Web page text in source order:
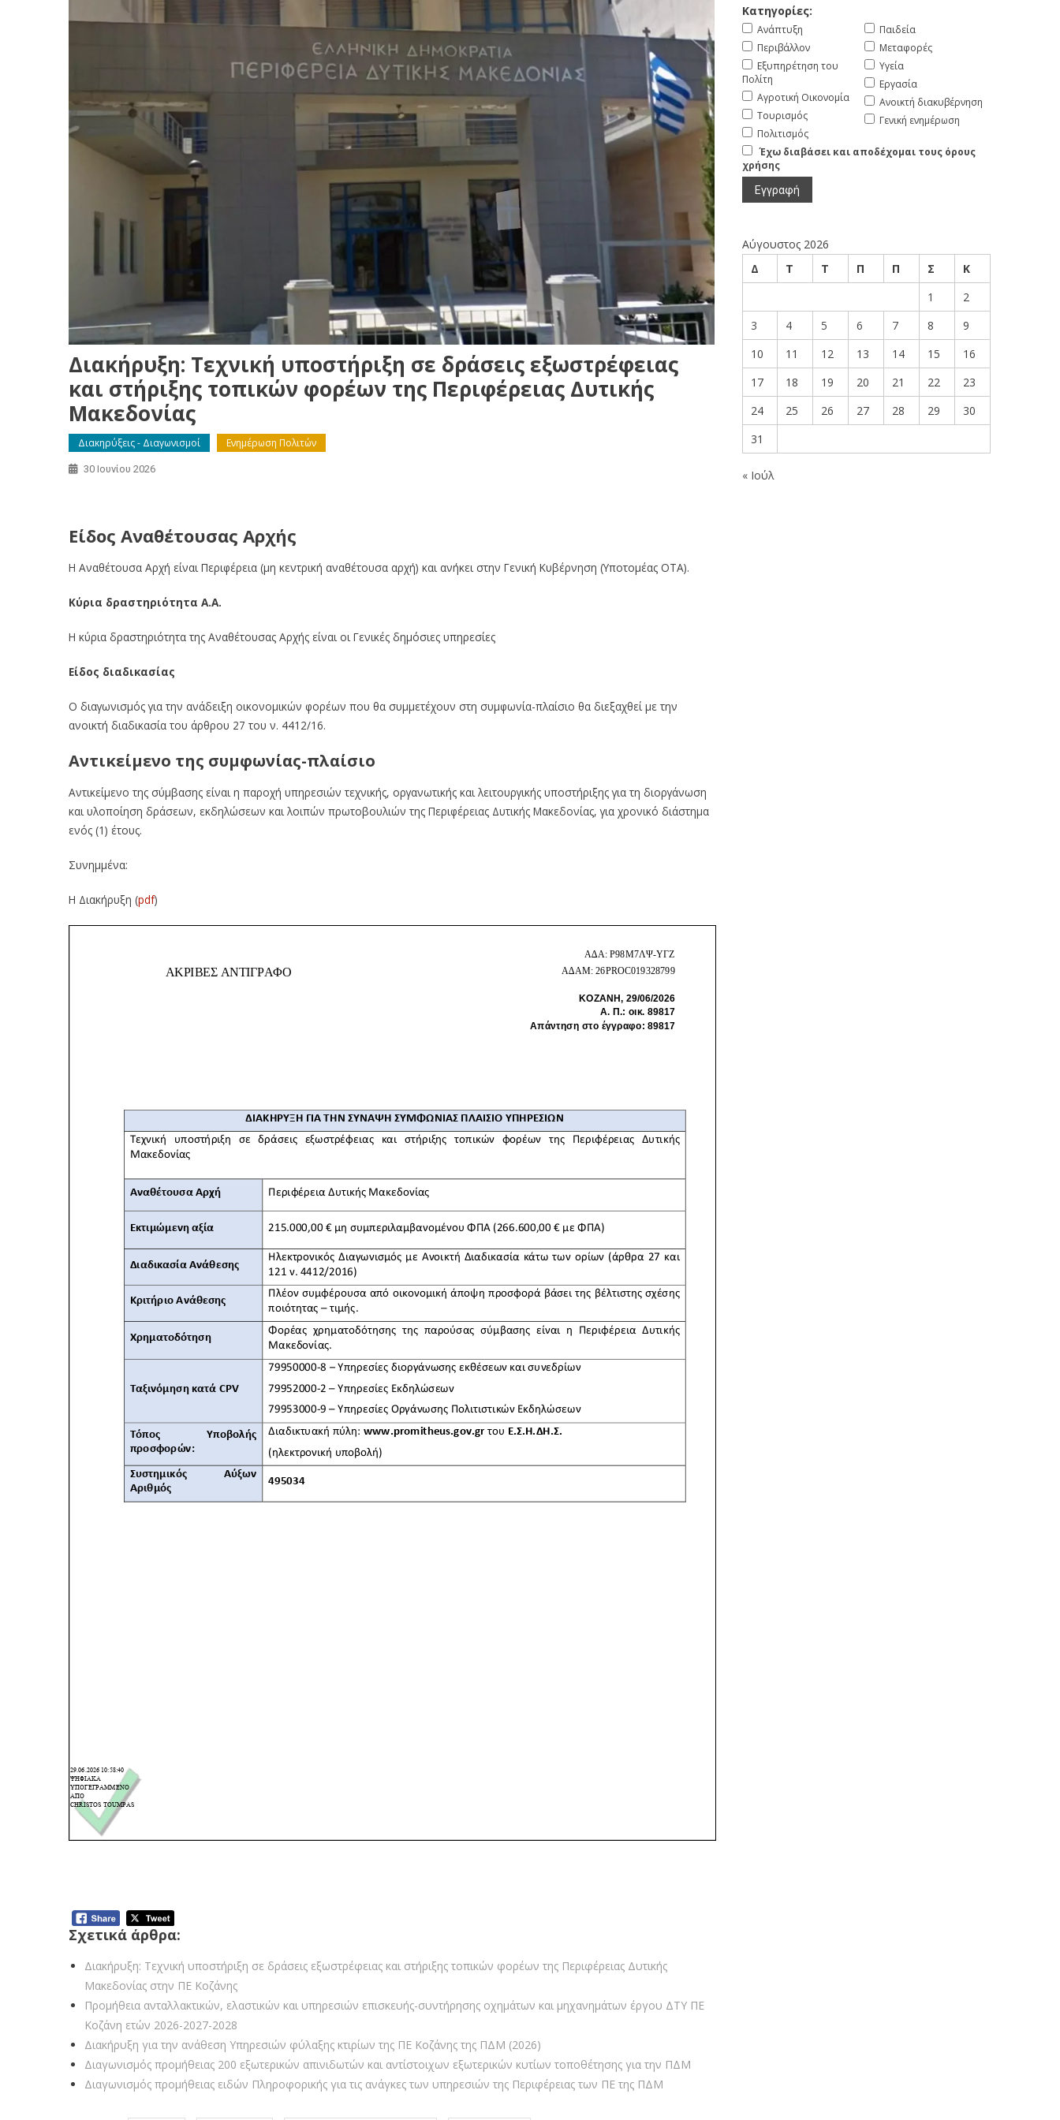
Διακήρυξη: Τεχνική υποστήριξη σε δράσεις εξωστρέφειας
και στήριξης τοπικών φορέων της Περιφέρειας Δυτικής
Μακεδονίας
Διακηρύξεις - Διαγωνισμοί Ενημέρωση Πολιτών
30 Ιουνίου 2026
Είδος Αναθέτουσας Αρχής
Η Αναθέτουσα Αρχή είναι Περιφέρεια (μη κεντρική αναθέτουσα αρχή) και ανήκει στην Γενική Κυβέρνηση (Υποτομέας ΟΤΑ).
Κύρια δραστηριότητα Α.Α.
Η κύρια δραστηριότητα της Αναθέτουσας Αρχής είναι οι Γενικές δημόσιες υπηρεσίες
Είδος διαδικασίας
Ο διαγωνισμός για την ανάδειξη οικονομικών φορέων που θα συμμετέχουν στη συμφωνία-πλαίσιο θα διεξαχθεί με την
ανοικτή διαδικασία του άρθρου 27 του ν. 4412/16.
Αντικείμενο της συμφωνίας-πλαίσιο
Αντικείμενο της σύμβασης είναι η παροχή υπηρεσιών τεχνικής, οργανωτικής και λειτουργικής υποστήριξης για τη διοργάνωση
και υλοποίηση δράσεων, εκδηλώσεων και λοιπών πρωτοβουλιών της Περιφέρειας Δυτικής Μακεδονίας, για χρονικό διάστημα
ενός (1) έτους.
Συνημμένα:
Η Διακήρυξη (pdf)
Σχετικά άρθρα:
Διακήρυξη: Τεχνική υποστήριξη σε δράσεις εξωστρέφειας και στήριξης τοπικών φορέων της Περιφέρειας Δυτικής
Μακεδονίας στην ΠΕ Κοζάνης
Προμήθεια ανταλλακτικών, ελαστικών και υπηρεσιών επισκευής-συντήρησης οχημάτων και μηχανημάτων έργου ΔΤΥ ΠΕ
Κοζάνη ετών 2026-2027-2028
Διακήρυξη για την ανάθεση Υπηρεσιών φύλαξης κτιρίων της ΠΕ Κοζάνης της ΠΔΜ (2026)
Διαγωνισμός προμήθειας 200 εξωτερικών απινιδωτών και αντίστοιχων εξωτερικών κυτίων τοποθέτησης για την ΠΔΜ
Διαγωνισμός προμήθειας ειδών Πληροφορικής για τις ανάγκες των υπηρεσιών της Περιφέρειας των ΠΕ της ΠΔΜ
Κατηγορίες:
Ανάπτυξη
Περιβάλλον
Εξυπηρέτηση του
Πολίτη
Αγροτική Οικονομία
Τουρισμός
Πολιτισμός
Παιδεία
Μεταφορές
Υγεία
Εργασία
Ανοικτή διακυβέρνηση
Γενική ενημέρωση
Έχω διαβάσει και αποδέχομαι τους όρους
χρήσης
Αύγουστος 2026
Δ
Τ Τ Π Π Σ
Κ
1
2
3
4 5 6 7 8
9
10
11 12 13 14 15
16
17
18 19 20 21 22
23
24
25 26 27 28 29
30
31
« Ιούλ